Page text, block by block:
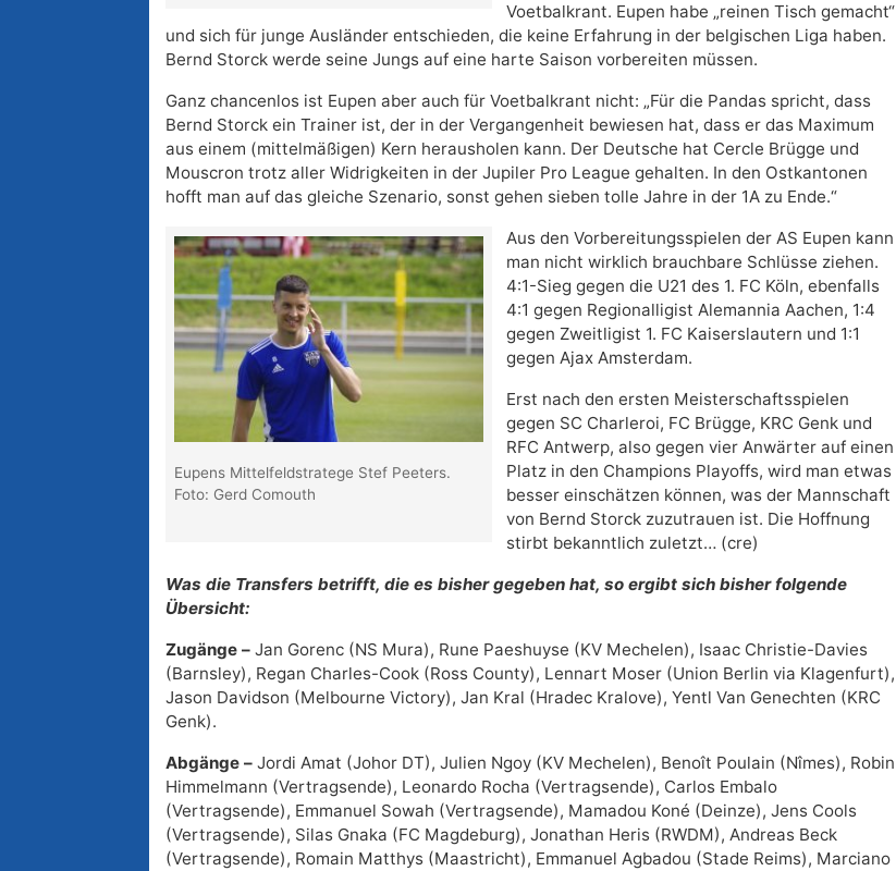
Voetbalkrant. Eupen habe „reinen Tisch gemacht“
und sich für junge Ausländer entschieden, die keine Erfahrung in der belgischen Liga haben.
Bernd Storck werde seine Jungs auf eine harte Saison vorbereiten müssen.
Ganz chancenlos ist Eupen aber auch für Voetbalkrant nicht: „Für die Pandas spricht, dass
Bernd Storck ein Trainer ist, der in der Vergangenheit bewiesen hat, dass er das Maximum
aus einem (mittelmäßigen) Kern herausholen kann. Der Deutsche hat Cercle Brügge und
Mouscron trotz aller Widrigkeiten in der Jupiler Pro League gehalten. In den Ostkantonen
hofft man auf das gleiche Szenario, sonst gehen sieben tolle Jahre in der 1A zu Ende.“
Eupens Mittelfeldstratege Stef Peeters.
Foto: Gerd Comouth
Aus den Vorbereitungsspielen der AS Eupen kann
man nicht wirklich brauchbare Schlüsse ziehen.
4:1-Sieg gegen die U21 des 1. FC Köln, ebenfalls
4:1 gegen Regionalligist Alemannia Aachen, 1:4
gegen Zweitligist 1. FC Kaiserslautern und 1:1
gegen Ajax Amsterdam.
Erst nach den ersten Meisterschaftsspielen
gegen SC Charleroi, FC Brügge, KRC Genk und
RFC Antwerp, also gegen vier Anwärter auf einen
Platz in den Champions Playoffs, wird man etwas
besser einschätzen können, was der Mannschaft
von Bernd Storck zuzutrauen ist. Die Hoffnung
stirbt bekanntlich zuletzt… (cre)
Was die Transfers betrifft, die es bisher gegeben hat, so ergibt sich bisher folgende
Übersicht:
Zugänge – Jan Gorenc (NS Mura), Rune Paeshuyse (KV Mechelen), Isaac Christie-Davies
(Barnsley), Regan Charles-Cook (Ross County), Lennart Moser (Union Berlin via Klagenfurt),
Jason Davidson (Melbourne Victory), Jan Kral (Hradec Kralove), Yentl Van Genechten (KRC
Genk).
Abgänge – Jordi Amat (Johor DT), Julien Ngoy (KV Mechelen), Benoît Poulain (Nîmes), Robin
Himmelmann (Vertragsende), Leonardo Rocha (Vertragsende), Carlos Embalo
(Vertragsende), Emmanuel Sowah (Vertragsende), Mamadou Koné (Deinze), Jens Cools
(Vertragsende), Silas Gnaka (FC Magdeburg), Jonathan Heris (RWDM), Andreas Beck
(Vertragsende), Romain Matthys (Maastricht), Emmanuel Agbadou (Stade Reims), Marciano